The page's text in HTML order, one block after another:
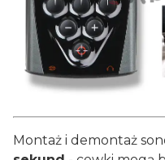
Montaż i demontaż